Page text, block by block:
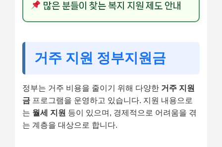
많은 분들이 찾는 복지 지원 제도 안내
거주 지원 정부지원금
정부는 거주 비용을 줄이기 위해 다양한 거주 지원
금 프로그램을 운영하고 있습니다. 지원 내용으로
는 월세 지원 등이 있으며, 경제적으로 어려움을 겪
는 계층을 대상으로 합니다.